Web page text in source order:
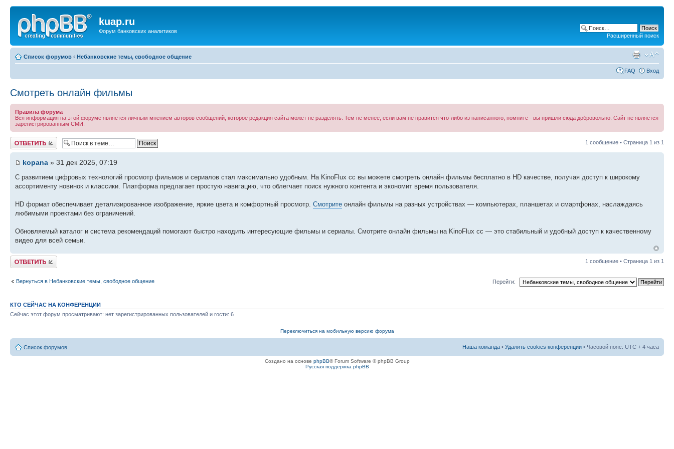
kuap.ru
Форум банковских аналитиков
Расширенный поиск
Список форумов ‹ Небанковские темы, свободное общение
FAQ Вход
Смотреть онлайн фильмы
Правила форума
Вся информация на этой форуме является личным мнением авторов сообщений, которое редакция сайта может не разделять. Тем не менее, если вам не нравится что-либо из написанного, помните - вы пришли сюда добровольно. Сайт не является
зарегистрированным СМИ.
Ответить 1 сообщение • Страница 1 из 1
kopana » 31 дек 2025, 07:19
С развитием цифровых технологий просмотр фильмов и сериалов стал максимально удобным. На KinoFlux cc вы можете смотреть онлайн фильмы бесплатно в HD качестве, получая доступ к широкому
ассортименту новинок и классики. Платформа предлагает простую навигацию, что облегчает поиск нужного контента и экономит время пользователя.
HD формат обеспечивает детализированное изображение, яркие цвета и комфортный просмотр. Смотрите онлайн фильмы на разных устройствах — компьютерах, планшетах и смартфонах, наслаждаясь
любимыми проектами без ограничений.
Обновляемый каталог и система рекомендаций помогают быстро находить интересующие фильмы и сериалы. Смотрите онлайн фильмы на KinoFlux cc — это стабильный и удобный доступ к качественному
видео для всей семьи.
Ответить 1 сообщение • Страница 1 из 1
Вернуться в Небанковские темы, свободное общение Перейти:
КТО СЕЙЧАС НА КОНФЕРЕНЦИИ
Сейчас этот форум просматривают: нет зарегистрированных пользователей и гости: 6
Переключиться на мобильную версию форума
Список форумов Наша команда • Удалить cookies конференции • Часовой пояс: UTC + 4 часа
Создано на основе phpBB® Forum Software © phpBB Group
Русская поддержка phpBB